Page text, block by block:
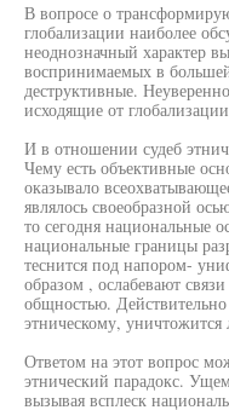
В вопросе о
глобализации наиболее
неоднозначный характер
воспринимаемых в
деструктивные.
исходящие от
И в отношении судеб
Чему есть объективные
оказывало
являлось своеобразной
то сегодня национальные
национальные границы
теснится под напором-
образом , ослабевают
общностью. Действительно
этническому,
Ответом на этот вопрос
этнический парадокс.
вызывая всплеск